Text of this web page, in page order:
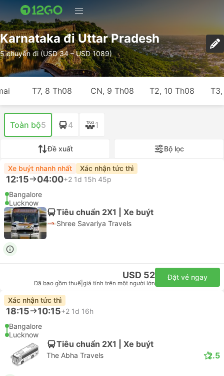
Karnataka đi Uttar Pradesh
5 chuyến đi (USD 34 – USD 1089)
T7, 8 Th08 CN, 9 Th08 T2, 10 Th08 T3,
Toàn bộ5 4 1
Đề xuất Bộ lọc
Xe buýt nhanh nhất Xác nhận tức thì
12:15 04:00+2 1d 15h 45p
Bangalore
Lucknow
Tiêu chuẩn 2X1 | Xe buýt
Shree Savariya Travels
USD 52
Đã bao gồm thuế giá tính trên một người lớn
Đặt vé ngay
Xác nhận tức thì
18:15 10:15+2 1d 16h
Bangalore
Lucknow
Tiêu chuẩn 2X1 | Xe buýt
The Abha Travels 2.5